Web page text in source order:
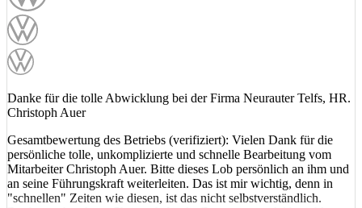
Danke für die tolle Abwicklung bei der Firma Neurauter Telfs, HR.
Christoph Auer
Gesamtbewertung des Betriebs (verifiziert): Vielen Dank für die
persönliche tolle, unkomplizierte und schnelle Bearbeitung vom
Mitarbeiter Christoph Auer. Bitte dieses Lob persönlich an ihm und
an seine Führungskraft weiterleiten. Das ist mir wichtig, denn in
"schnellen" Zeiten wie diesen, ist das nicht selbstverständlich.